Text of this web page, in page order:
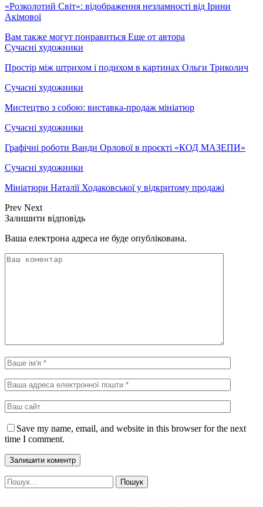
«Розколотий Світ»: відображення незламності від Ірини
Акімової
Вам также могут понравиться Еще от автора
Сучасні художники
Простір між штрихом і подихом в картинах Ольги Триколич
Сучасні художники
Мистецтво з собою: виставка-продаж мініатюр
Сучасні художники
Графічні роботи Ванди Орлової в проєкті «КОД МАЗЕПИ»
Сучасні художники
Мініатюри Наталії Ходаковської у відкритому продажі
Prev Next
Залишити відповідь
Ваша електрона адреса не буде опублікована.
Save my name, email, and website in this browser for the next
time I comment.